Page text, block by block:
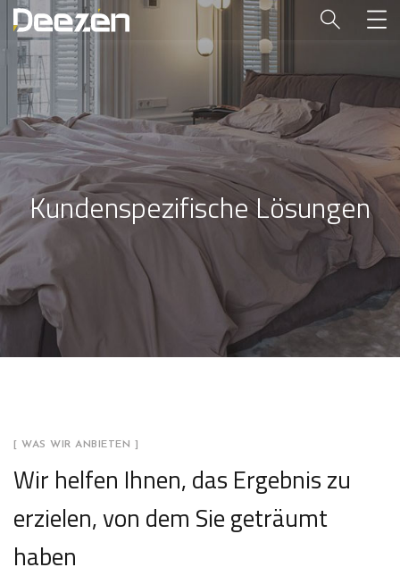
Kundenspezifische Lösungen
[ WAS WIR ANBIETEN ]
Wir helfen Ihnen, das Ergebnis zu
erzielen, von dem Sie geträumt
haben